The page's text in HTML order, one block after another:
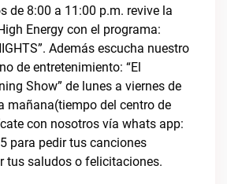
de 8:00 a 11:00 p.m. revive la
Energy con el programa:
Además escucha nuestro
de entretenimiento: “El
Show” de lunes a viernes de
mañana(tiempo del centro de
con nosotros vía whats app:
para pedir tus canciones
tus saludos o felicitaciones.